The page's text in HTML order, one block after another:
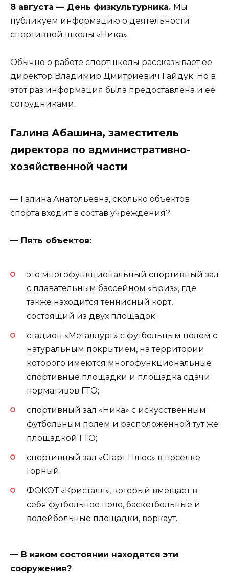
8 августа — День физкультурника. Мы
публикуем информацию о деятельности
спортивной школы «Ника».
Обычно о работе спортшколы рассказывает ее
директор Владимир Дмитриевич Гайдук. Но в
этот раз информация была предоставлена и ее
сотрудниками.
Галина Абашина, заместитель
директора по административно-
хозяйственной части
— Галина Анатольевна, сколько объектов
спорта входит в состав учреждения?
— Пять объектов:
это многофункциональный спортивный зал
с плавательным бассейном «Бриз», где
также находится теннисный корт,
состоящий из двух площадок;
стадион «Металлург» с футбольным полем с
натуральным покрытием, на территории
которого имеются многофункциональные
спортивные площадки и площадка сдачи
нормативов ГТО;
спортивный зал «Ника» с искусственным
футбольным полем и расположенной тут же
площадкой ГТО;
спортивный зал «Старт Плюс» в поселке
Горный;
ФОКОТ «Кристалл», который вмещает в
себя футбольное поле, баскетбольные и
волейбольные площадки, воркаут.
— В каком состоянии находятся эти
сооружения?